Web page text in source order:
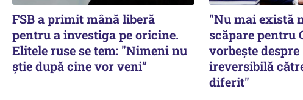
FSB a primit mână liberă
pentru a investiga pe oricine.
Elitele ruse se tem: "Nimeni nu
știe după cine vor veni”
"Nu mai există
scăpare pentru
vorbește
ireversibilă
diferit"